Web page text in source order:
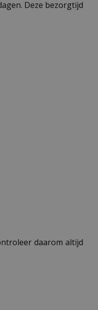
Deze bezorgtijd
daarom altijd